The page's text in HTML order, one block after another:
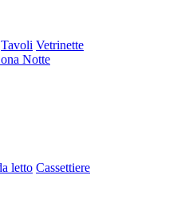
Tavoli Vetrinette
Notte
letto Cassettiere